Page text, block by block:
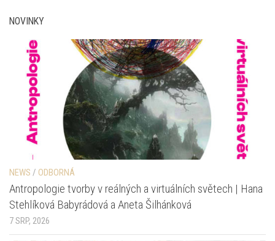
NOVINKY
NEWS / ODBORNÁ
Antropologie tvorby v reálných a virtuálních světech | Hana
Stehlíková Babyrádová a Aneta Šilhánková
7 SRP, 2026